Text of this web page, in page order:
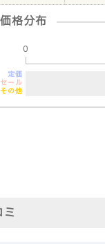
価格分布
0
定価
セール
その他